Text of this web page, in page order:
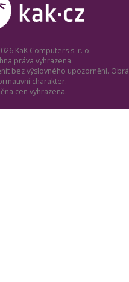
KaK Computers s. r. o.
práva vyhrazena.
bez výslovného upozornění.
charakter.
cen vyhrazena.